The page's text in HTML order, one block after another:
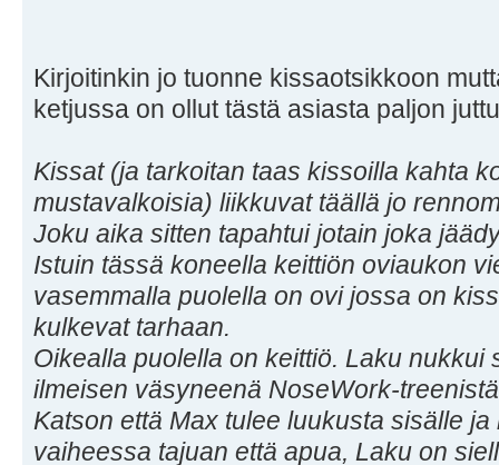
Kirjoitinkin jo tuonne kissaotsikkoon
ketjussa on ollut tästä asiasta paljon
Kissat (ja tarkoitan taas kissoilla kahta
mustavalkoisia) liikkuvat täällä jo
Joku aika sitten tapahtui jotain joka
Istuin tässä koneella keittiön oviaukon
vasemmalla puolella on ovi jossa on
kulkevat tarhaan.
Oikealla puolella on keittiö. Laku nukkui
ilmeisen väsyneenä NoseWork-
Katson että Max tulee luukusta sisälle
vaiheessa tajuan että apua, Laku on